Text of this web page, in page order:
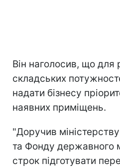
Він наголосив, що
складських
надати бізнесу
наявних приміщень.
"Доручив
та Фонду державного
строк підготувати